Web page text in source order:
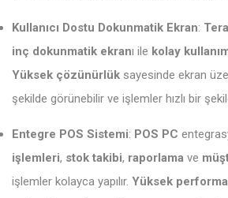
Kullanıcı Dostu Dokunmatik Ekran:
inç dokunmatik ekranı ile kolay
Yüksek çözünürlük sayesinde ekran
şekilde görünebilir ve işlemler hızlı bir
Entegre POS Sistemi: POS PC
işlemleri, stok takibi, raporlama ve
işlemler kolayca yapılır. Yüksek